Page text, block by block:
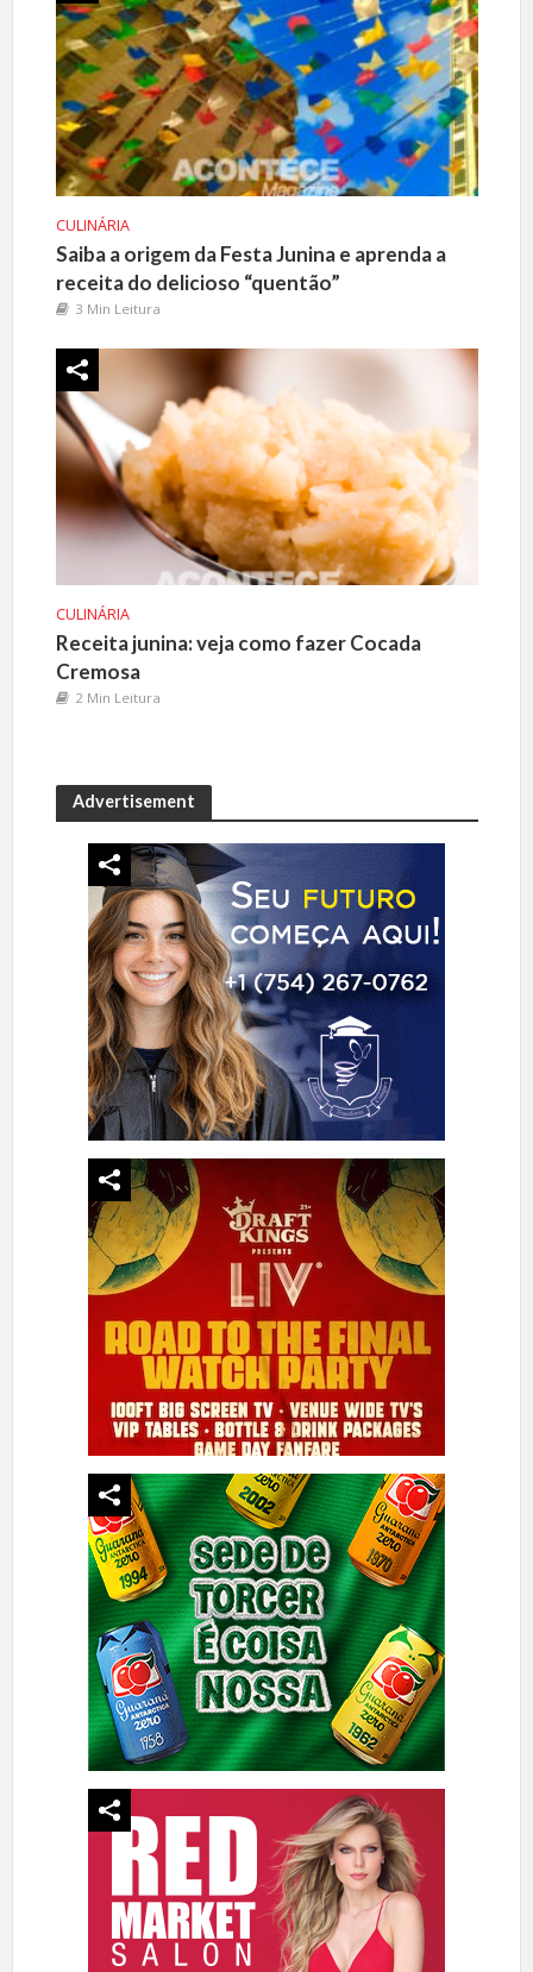
CULINÁRIA
Saiba a origem da Festa Junina e aprenda a
receita do delicioso “quentão”
3 Min Leitura
CULINÁRIA
Receita junina: veja como fazer Cocada
Cremosa
2 Min Leitura
Advertisement